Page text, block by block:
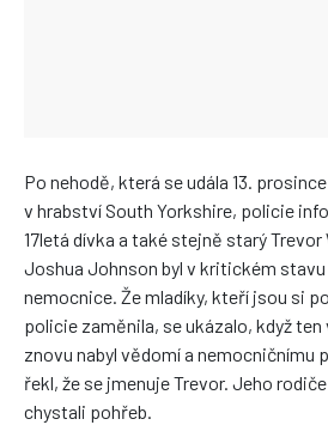
Po nehodě, která se udála 13.
v hrabství South Yorkshire, policie
17letá dívka a také stejně starý
Joshua Johnson byl v kritickém
nemocnice. Že mladíky, kteří jsou si
policie zaměnila, se ukázalo, když ten
znovu nabyl vědomí a nemocničnímu
řekl, že se jmenuje Trevor. Jeho
chystali pohřeb.